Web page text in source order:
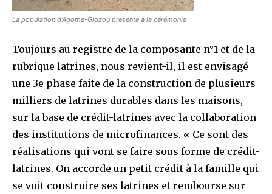
La population d’Agome-Glozou présente à la cérémonie
Toujours au registre de la composante n°1 et de la
rubrique latrines, nous revient-il, il est envisagé
une 3e phase faite de la construction de plusieurs
milliers de latrines durables dans les maisons,
sur la base de crédit-latrines avec la collaboration
des institutions de microfinances. « Ce sont des
réalisations qui vont se faire sous forme de crédit-
latrines. On accorde un petit crédit à la famille qui
se voit construire ses latrines et rembourse sur